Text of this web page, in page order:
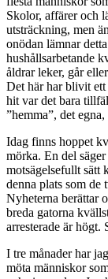
Skolor, affärer och
utsträckning, men
onödan lämnar
hushållsarbetande
åldrar leker, går
Det här har blivit ett
hit var det bara
”hemma”, det
Idag finns hoppet
mörka. En del
motsägelsefullt sätt
denna plats som de
Nyheterna berättar
breda gatorna
arresterade är
I tre månader har
möta människor